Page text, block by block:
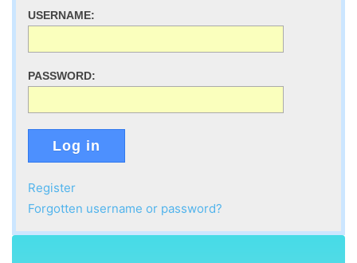
USERNAME:
PASSWORD:
Log in
Register
Forgotten username or password?